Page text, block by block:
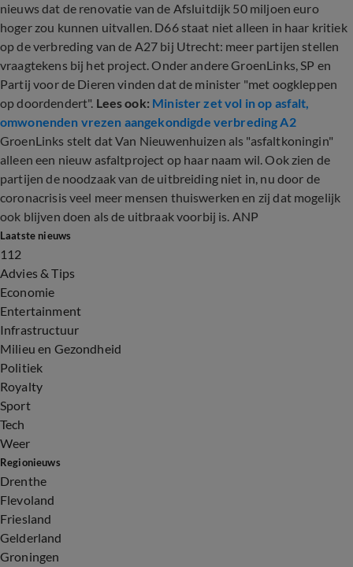
nieuws dat de renovatie van de Afsluitdijk 50 miljoen euro
hoger zou kunnen uitvallen. D66 staat niet alleen in haar kritiek
op de verbreding van de A27 bij Utrecht: meer partijen stellen
vraagtekens bij het project. Onder andere GroenLinks, SP en
Partij voor de Dieren vinden dat de minister "met oogkleppen
op doordendert". Lees ook: Minister zet vol in op asfalt,
omwonenden vrezen aangekondigde verbreding A2
GroenLinks stelt dat Van Nieuwenhuizen als "asfaltkoningin"
alleen een nieuw asfaltproject op haar naam wil. Ook zien de
partijen de noodzaak van de uitbreiding niet in, nu door de
coronacrisis veel meer mensen thuiswerken en zij dat mogelijk
ook blijven doen als de uitbraak voorbij is. ANP
Laatste nieuws
112
Advies & Tips
Economie
Entertainment
Infrastructuur
Milieu en Gezondheid
Politiek
Royalty
Sport
Tech
Weer
Regionieuws
Drenthe
Flevoland
Friesland
Gelderland
Groningen